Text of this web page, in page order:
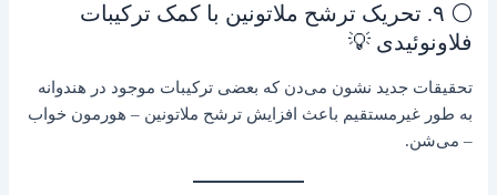
⚪ ۹. تحریک ترشح ملاتونین با کمک ترکیبات
فلاونوئیدی 💡
تحقیقات جدید نشون می‌دن که بعضی ترکیبات موجود در هندوانه
به طور غیرمستقیم باعث افزایش ترشح ملاتونین – هورمون خواب
– می‌شن.